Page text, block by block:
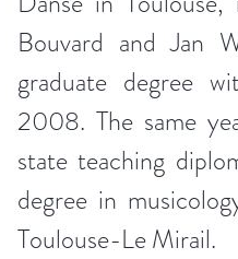
Bouvard and Jan
graduate degree
2008. The same
state teaching
degree in
Toulouse-Le Mirail.